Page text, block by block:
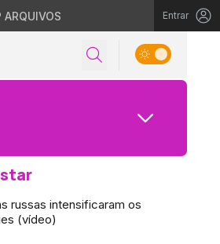
ARQUIVOS Entrar
russas intensificaram os
(vídeo)